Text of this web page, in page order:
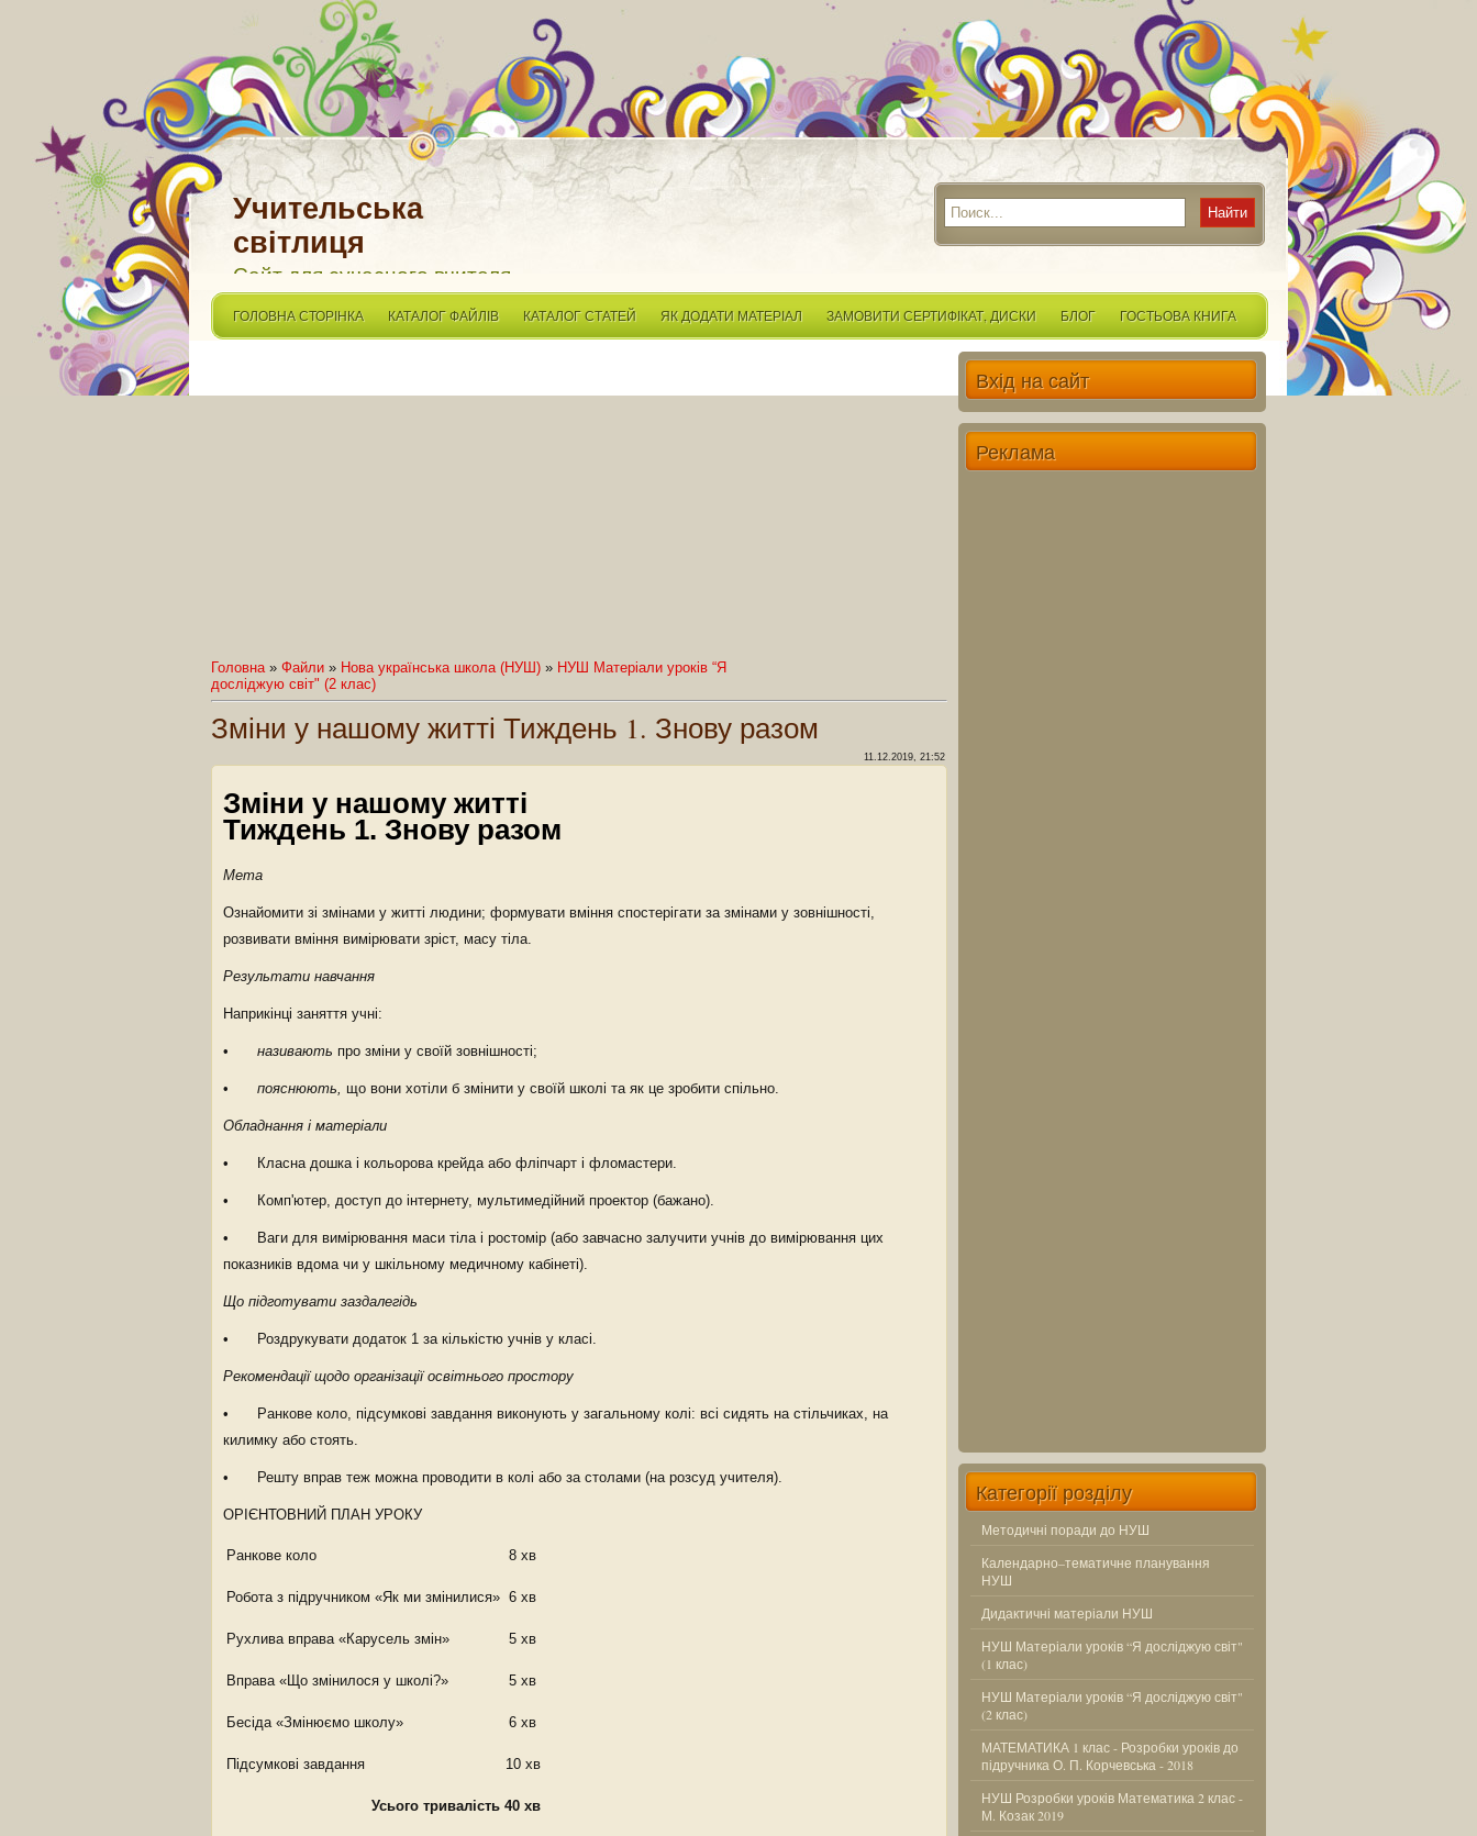
Учительська
світлиця
Сайт для сучасного вчителя
ГОЛОВНА СТОРІНКА КАТАЛОГ ФАЙЛІВ КАТАЛОГ СТАТЕЙ ЯК ДОДАТИ МАТЕРІАЛ ЗАМОВИТИ СЕРТИФІКАТ, ДИСКИ БЛОГ ГОСТЬОВА КНИГА
Головна» Файли » Нова українська школа (НУШ) » НУШ Матеріали уроків “Я
досліджую світ" (2 клас)
Зміни у нашому житті Тиждень 1. Знову разом
11.12.2019, 21:52
Зміни у нашому житті
Тиждень 1. Знову разом
Мета
Ознайомити зі змінами у житті людини; формувати вміння спостерігати за змінами у зовнішності,
розвивати вміння вимірювати зріст, масу тіла.
Результати навчання
Наприкінці заняття учні:
• називають про зміни у своїй зовнішності;
• пояснюють, що вони хотіли б змінити у своїй школі та як це зробити спільно.
Обладнання і матеріали
• Класна дошка і кольорова крейда або фліпчарт і фломастери.
• Комп'ютер, доступ до інтернету, мультимедійний проектор (бажано).
• Ваги для вимірювання маси тіла і ростомір (або завчасно залучити учнів до вимірювання цих
показників вдома чи у шкільному медичному кабінеті).
Що підготувати заздалегідь
• Роздрукувати додаток 1 за кількістю учнів у класі.
Рекомендації щодо організації освітнього простору
• Ранкове коло, підсумкові завдання виконують у загальному колі: всі сидять на стільчиках, на
килимку або стоять.
• Решту вправ теж можна проводити в колі або за столами (на розсуд учителя).
ОРІЄНТОВНИЙ ПЛАН УРОКУ
Ранкове коло 8 хв
Робота з підручником «Як ми змінилися» 6 хв
Рухлива вправа «Карусель змін» 5 хв
Вправа «Що змінилося у школі?» 5 хв
Бесіда «Змінюємо школу» 6 хв
Підсумкові завдання 10 хв
Усього тривалість 40 хв
Вхід на сайт
Реклама
Категорії розділу
Методичні поради до НУШ
Календарно–тематичне планування
НУШ
Дидактичні матеріали НУШ
НУШ Матеріали уроків “Я досліджую світ"
(1 клас)
НУШ Матеріали уроків “Я досліджую світ"
(2 клас)
МАТЕМАТИКА 1 клас - Розробки уроків до
підручника О. П. Корчевська - 2018
НУШ Розробки уроків Математика 2 клас -
М. Козак 2019